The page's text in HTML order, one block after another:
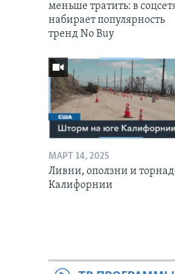
меньше тратить: в
набирает популярность
тренд No Buy
МАРТ 14, 2025
Ливни, оползни и
Калифорнии